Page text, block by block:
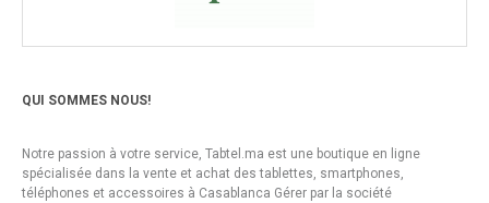
QUI SOMMES NOUS!
Notre passion à votre service, Tabtel.ma est une boutique en ligne
spécialisée dans la vente et achat des tablettes, smartphones,
téléphones et accessoires à Casablanca Gérer par la société